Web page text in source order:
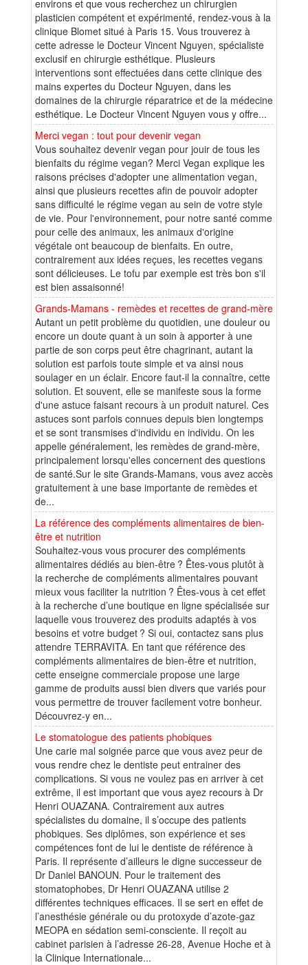
environs et que vous recherchez un chirurgien
plasticien compétent et expérimenté, rendez-vous à la
clinique Blomet situé à Paris 15. Vous trouverez à
cette adresse le Docteur Vincent Nguyen, spécialiste
exclusif en chirurgie esthétique. Plusieurs
interventions sont effectuées dans cette clinique des
mains expertes du Docteur Nguyen, dans les
domaines de la chirurgie réparatrice et de la médecine
esthétique. Le Docteur Vincent Nguyen vous y offre...
Merci vegan : tout pour devenir vegan
Vous souhaitez devenir vegan pour jouir de tous les
bienfaits du régime vegan? Merci Vegan explique les
raisons précises d'adopter une alimentation vegan,
ainsi que plusieurs recettes afin de pouvoir adopter
sans difficulté le régime vegan au sein de votre style
de vie. Pour l'environnement, pour notre santé comme
pour celle des animaux, les animaux d'origine
végétale ont beaucoup de bienfaits. En outre,
contrairement aux idées reçues, les recettes vegans
sont délicieuses. Le tofu par exemple est très bon s'il
est bien assaisonné!
Grands-Mamans - remèdes et recettes de grand-mère
Autant un petit problème du quotidien, une douleur ou
encore un doute quant à un soin à apporter à une
partie de son corps peut être chagrinant, autant la
solution est parfois toute simple et va ainsi nous
soulager en un éclair. Encore faut-il la connaître, cette
solution. Et souvent, elle se manifeste sous la forme
d'une astuce faisant recours à un produit naturel. Ces
astuces sont parfois connues depuis bien longtemps
et se sont transmises d'individu en individu. On les
appelle généralement, les remèdes de grand-mère,
principalement lorsqu'elles concernent des questions
de santé.Sur le site Grands-Mamans, vous avez accès
gratuitement à une base importante de remèdes et
de...
La référence des compléments alimentaires de bien-
être et nutrition
Souhaitez-vous vous procurer des compléments
alimentaires dédiés au bien-être ? Êtes-vous plutôt à
la recherche de compléments alimentaires pouvant
mieux vous faciliter la nutrition ? Êtes-vous à cet effet
à la recherche d’une boutique en ligne spécialisée sur
laquelle vous trouverez des produits adaptés à vos
besoins et votre budget ? Si oui, contactez sans plus
attendre TERRAVITA. En tant que référence des
compléments alimentaires de bien-être et nutrition,
cette enseigne commerciale propose une large
gamme de produits aussi bien divers que variés pour
vous permettre de trouver facilement votre bonheur.
Découvrez-y en...
Le stomatologue des patients phobiques
Une carie mal soignée parce que vous avez peur de
vous rendre chez le dentiste peut entrainer des
complications. Si vous ne voulez pas en arriver à cet
extrême, il est important que vous ayez recours à Dr
Henri OUAZANA. Contrairement aux autres
spécialistes du domaine, il s’occupe des patients
phobiques. Ses diplômes, son expérience et ses
compétences font de lui le dentiste de référence à
Paris. Il représente d’ailleurs le digne successeur de
Dr Daniel BANOUN. Pour le traitement des
stomatophobes, Dr Henri OUAZANA utilise 2
différentes techniques efficaces. Il se sert en effet de
l’anesthésie générale ou du protoxyde d’azote-gaz
MEOPA en sédation semi-consciente. Il reçoit au
cabinet parisien à l’adresse 26-28, Avenue Hoche et à
la Clinique Internationale...